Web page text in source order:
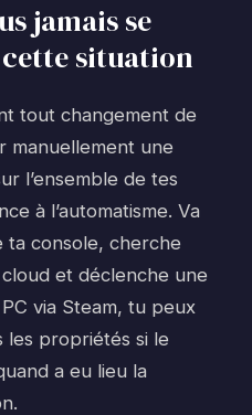
jamais se
situation
tout changement de
manuellement une
l’ensemble de tes
à l’automatisme. Va
ta console, cherche
et déclenche une
via Steam, tu peux
les propriétés si le
a eu lieu la